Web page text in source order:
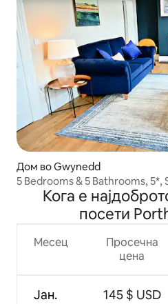
Дом во Gwynedd
5 Bedrooms & 5 Bathrooms, 5*,
Кога е
посети
Месец
Јан.
Просечна
цена
145 $ USD